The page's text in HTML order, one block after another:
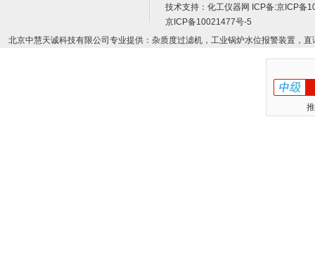
技术支持： 化工仪器网 ICP备:京ICP备
京ICP备10021477号-5
北京中慧天诚科技有限公司专业提供：杂质度过滤机，工业锅炉水位报警装置，